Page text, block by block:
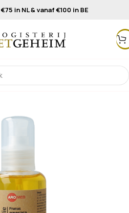
in NL & vanaf €100 in BE